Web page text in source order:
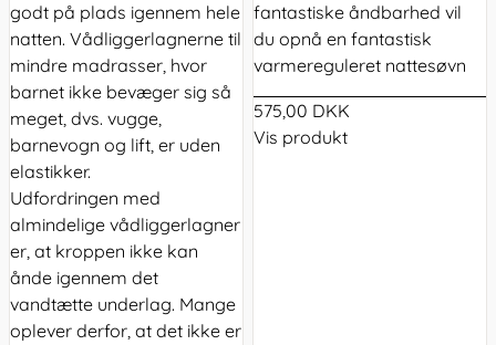
godt på plads igennem hele
natten. Vådliggerlagnerne til
mindre madrasser, hvor
barnet ikke bevæger sig så
meget, dvs. vugge,
barnevogn og lift, er uden
elastikker.
Udfordringen med
almindelige vådliggerlagner
er, at kroppen ikke kan
ånde igennem det
vandtætte underlag. Mange
oplever derfor, at det ikke er
fantastiske åndbarhed vil
du opnå en fantastisk
varmereguleret nattesøvn
575,00 DKK
Vis produkt